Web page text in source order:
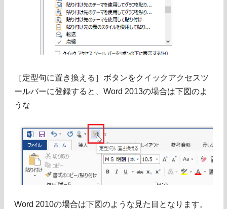
［定型句に置き換える］ボタンをクイックアクセスツ
ールバーに登録すると、Word 2013の場合は下図のよ
うな
Word 2010の場合は下図のような見た目となります。